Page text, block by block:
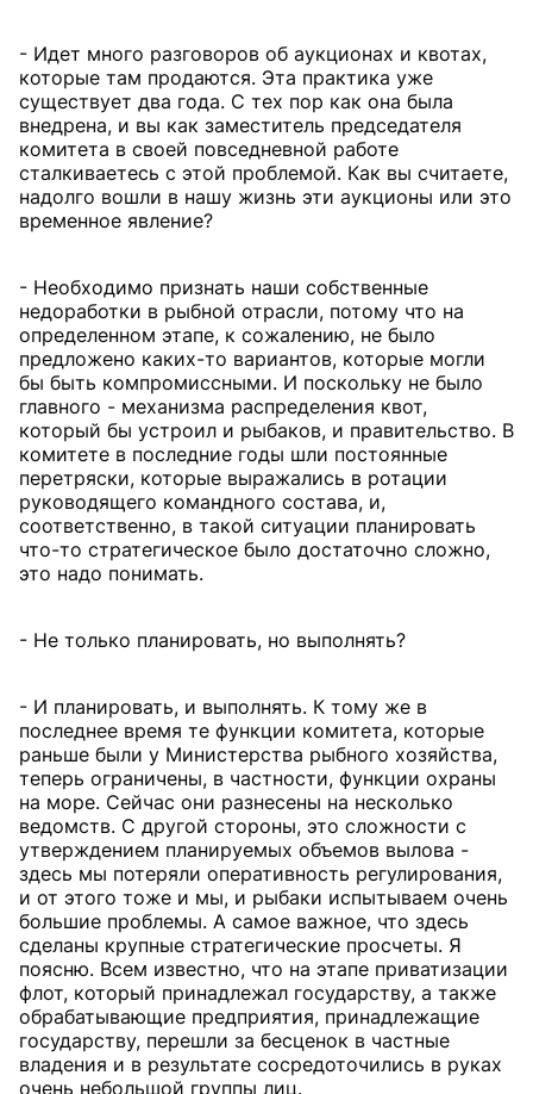
- Идет много разговоров об аукционах и квотах,
которые там продаются. Эта практика уже
существует два года. С тех пор как она была
внедрена, и вы как заместитель председателя
комитета в своей повседневной работе
сталкиваетесь с этой проблемой. Как вы считаете,
надолго вошли в нашу жизнь эти аукционы или это
временное явление?
- Необходимо признать наши собственные
недоработки в рыбной отрасли, потому что на
определенном этапе, к сожалению, не было
предложено каких-то вариантов, которые могли
бы быть компромиссными. И поскольку не было
главного - механизма распределения квот,
который бы устроил и рыбаков, и правительство. В
комитете в последние годы шли постоянные
перетряски, которые выражались в ротации
руководящего командного состава, и,
соответственно, в такой ситуации планировать
что-то стратегическое было достаточно сложно,
это надо понимать.
- Не только планировать, но выполнять?
- И планировать, и выполнять. К тому же в
последнее время те функции комитета, которые
раньше были у Министерства рыбного хозяйства,
теперь ограничены, в частности, функции охраны
на море. Сейчас они разнесены на несколько
ведомств. С другой стороны, это сложности с
утверждением планируемых объемов вылова -
здесь мы потеряли оперативность регулирования,
и от этого тоже и мы, и рыбаки испытываем очень
большие проблемы. А самое важное, что здесь
сделаны крупные стратегические просчеты. Я
поясню. Всем известно, что на этапе приватизации
флот, который принадлежал государству, а также
обрабатывающие предприятия, принадлежащие
государству, перешли за бесценок в частные
владения и в результате сосредоточились в руках
очень небольшой группы лиц.